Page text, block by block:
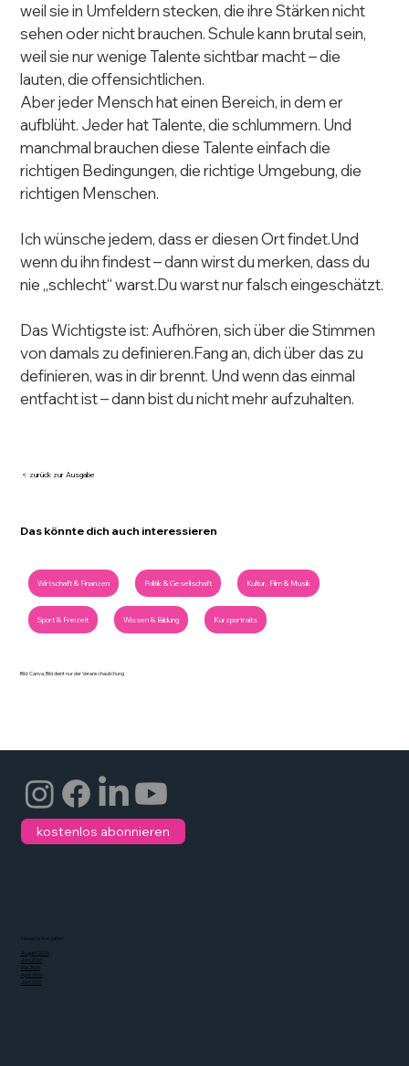
< zurück zur Ausgabe
Das könnte dich auch interessieren
Wirtschaft & Finanzen Politik & Gesellschaft Kultur, Film & Musik
Sport & Freizeit Wissen & Bildung Kurzportraits
Bild: Canva, Bild dient nur der Veranschaulichung
weil sie in Umfeldern stecken, die ihre Stärken nicht
sehen oder nicht brauchen. Schule kann brutal sein,
weil sie nur wenige Talente sichtbar macht – die
lauten, die offensichtlichen.
Aber jeder Mensch hat einen Bereich, in dem er
aufblüht. Jeder hat Talente, die schlummern. Und
manchmal brauchen diese Talente einfach die
richtigen Bedingungen, die richtige Umgebung, die
richtigen Menschen.
Ich wünsche jedem, dass er diesen Ort findet.Und
wenn du ihn findest – dann wirst du merken, dass du
nie „schlecht“ warst.Du warst nur falsch eingeschätzt.
Das Wichtigste ist: Aufhören, sich über die Stimmen
von damals zu definieren.Fang an, dich über das zu
definieren, was in dir brennt. Und wenn das einmal
entfacht ist – dann bist du nicht mehr aufzuhalten.
kostenlos abonnieren
Neueste Ausgaben
August 2026
Juni 2026
Mai 2026
April 2026
Juni 2026